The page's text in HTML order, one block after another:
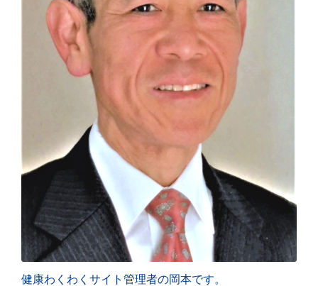
健康わくわくサイト管理者の岡本です。